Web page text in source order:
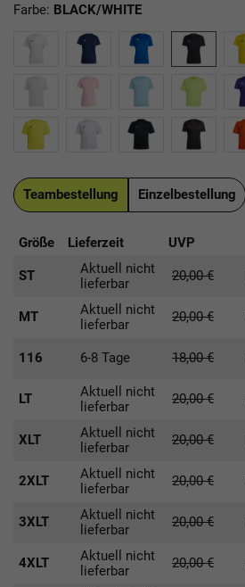
Farbe: BLACK/WHITE
Teambestellung Einzelbestellung
Größe Lieferzeit UVP
ST
Aktuell nicht
lieferbar
20,00€
MT
Aktuell nicht
lieferbar
20,00€
116 6-8 Tage 18,00€
LT
Aktuell nicht
lieferbar
20,00€
XLT
Aktuell nicht
lieferbar
20,00€
2XLT
Aktuell nicht
lieferbar
20,00€
3XLT
Aktuell nicht
lieferbar
20,00€
4XLT
Aktuell nicht
lieferbar
20,00€